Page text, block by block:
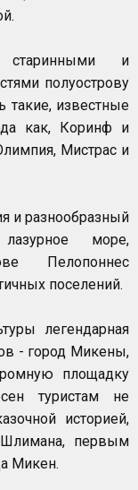
старинными и
полуострову
такие, известные
как, Коринф и
Мистрас и
и разнообразный
море,
Пелопоннес
поселений.
легендарная
- город Микены,
площадку
туристам не
историей,
первым
Микен.